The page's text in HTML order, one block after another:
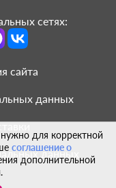
для корректной
соглашение о
дополнительной
сетях:
сайта
данных
данных